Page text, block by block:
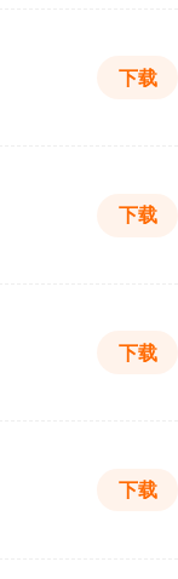
下载
下载
下载
下载